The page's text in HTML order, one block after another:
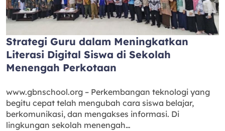
Strategi Guru dalam Meningkatkan
Literasi Digital Siswa di Sekolah
Menengah Perkotaan
www.gbnschool.org – Perkembangan teknologi yang
begitu cepat telah mengubah cara siswa belajar,
berkomunikasi, dan mengakses informasi. Di
lingkungan sekolah menengah…